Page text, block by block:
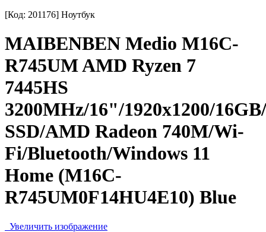
[Код: 201176] Ноутбук
MAIBENBEN Medio M16C-
R745UM AMD Ryzen 7
7445HS
3200MHz/16"/1920x1200/
SSD/AMD Radeon 740M/Wi-
Fi/Bluetooth/Windows 11
Home (M16C-
R745UM0F14HU4E10) Blue
Увеличить изображение